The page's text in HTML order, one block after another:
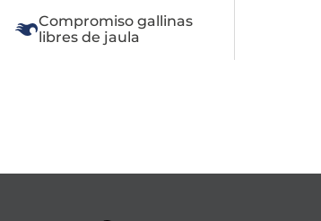
Compromiso gallinas
libres de jaula
sirena